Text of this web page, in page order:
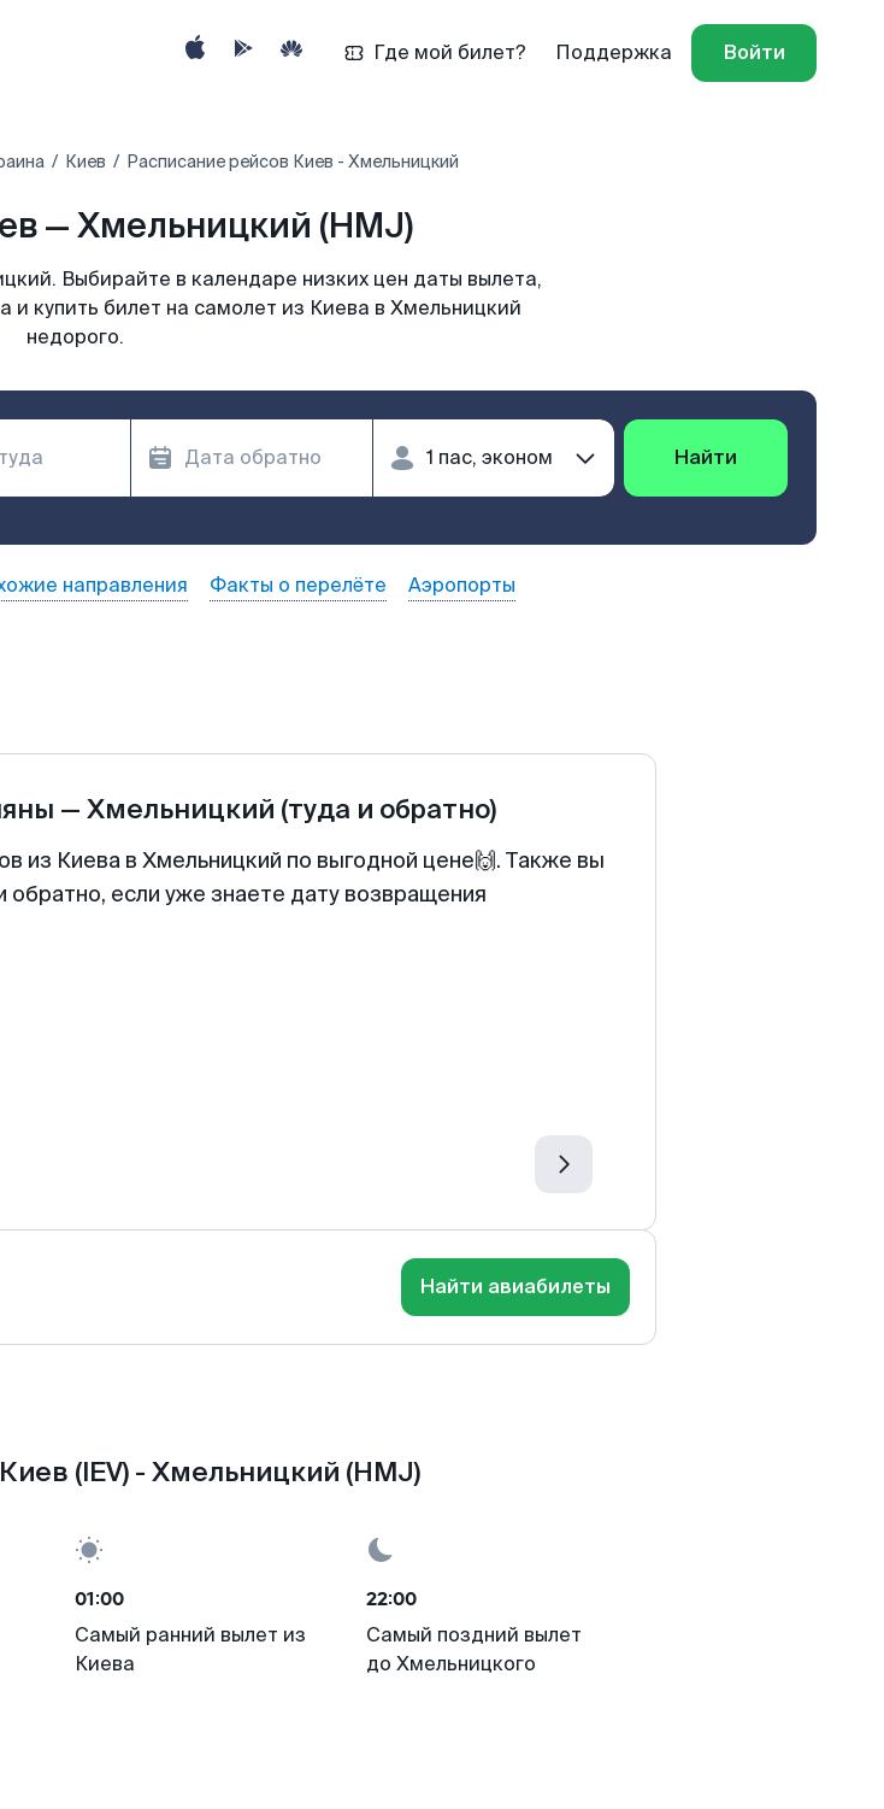
Где мой билет? Поддержка Войти
Киев Расписание рейсов Киев - Хмельницкий
— Хмельницкий (HMJ)
Выбирайте в календаре низких цен даты вылета,
и купить билет на самолет из Киева в Хмельницкий
недорого.
Найти
направления Факты о перелёте Аэропорты
— Хмельницкий (туда и обратно)
из Киева в Хмельницкий по выгодной цене🙌. Также вы
если уже знаете дату возвращения
Найти авиабилеты
(IEV) - Хмельницкий (HMJ)
01:00
Самый ранний вылет из
Киева
22:00
Самый поздний вылет
до Хмельницкого